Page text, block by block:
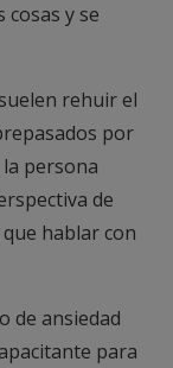
cosas y se
rehuir el
por
la persona
de
hablar con
de ansiedad
para